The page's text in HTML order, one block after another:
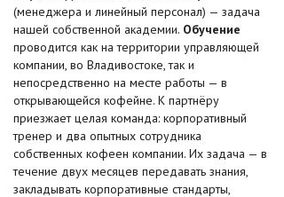
(менеджера и линейный персонал) — задача
нашей собственной академии. Обучение
проводится как на территории управляющей
компании, во Владивостоке, так и
непосредственно на месте работы — в
открывающейся кофейне. К партнёру
приезжает целая команда: корпоративный
тренер и два опытных сотрудника
собственных кофеен компании. Их задача — в
течение двух месяцев передавать знания,
закладывать корпоративные стандарты,